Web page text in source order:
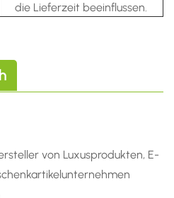
die Lieferzeit beeinflussen.
von Luxusprodukten, E-